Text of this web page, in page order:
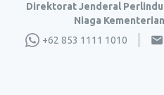
Direktorat Jenderal
Niaga
+62 853 1111 1010